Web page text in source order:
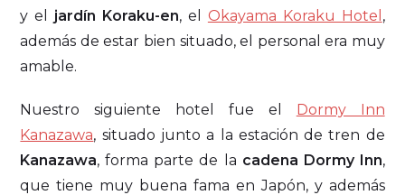
y el jardín Koraku-en, el Okayama Koraku Hotel ,
además de estar bien situado, el personal era muy
amable.
Nuestro siguiente hotel fue el Dormy Inn
Kanazawa, situado junto a la estación de tren de
Kanazawa, forma parte de la cadena Dormy Inn,
que tiene muy buena fama en Japón, y además